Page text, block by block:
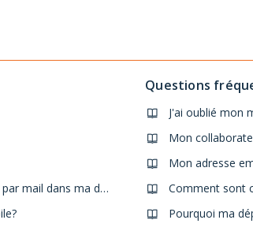
Comment intégrer les justificatifs reçus par mail dans ma dépense N2F ?
Questions
J'ai oublié mon
Mon
Mon adresse
Pourquoi ma